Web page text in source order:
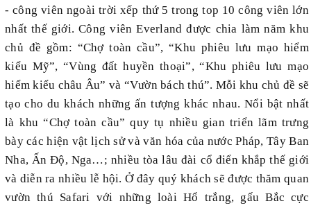
- công viên ngoài trời xếp thứ 5 trong top 10 công viên lớn
nhất thế giới. Công viên Everland được chia làm năm khu
chủ đề gồm: “Chợ toàn cầu”, “Khu phiêu lưu mạo hiểm
kiểu Mỹ”, “Vùng đất huyền thoại”, “Khu phiêu lưu mạo
hiểm kiểu châu Âu” và “Vườn bách thú”. Mỗi khu chủ đề sẽ
tạo cho du khách những ấn tượng khác nhau. Nổi bật nhất
là khu “Chợ toàn cầu” quy tụ nhiều gian triển lãm trưng
bày các hiện vật lịch sử và văn hóa của nước Pháp, Tây Ban
Nha, Ấn Độ, Nga…; nhiều tòa lâu đài cổ điển khắp thế giới
và diễn ra nhiều lễ hội. Ở đây quý khách sẽ được thăm quan
vườn thú Safari với những loài Hổ trắng, gấu Bắc cực